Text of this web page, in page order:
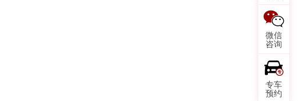
微信
咨询
专车
预约